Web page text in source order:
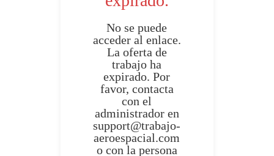
No se puede
acceder al enlace.
La oferta de
trabajo ha
expirado. Por
favor, contacta
con el
administrador en
support@trabajo-
aeroespacial.com
o con la persona